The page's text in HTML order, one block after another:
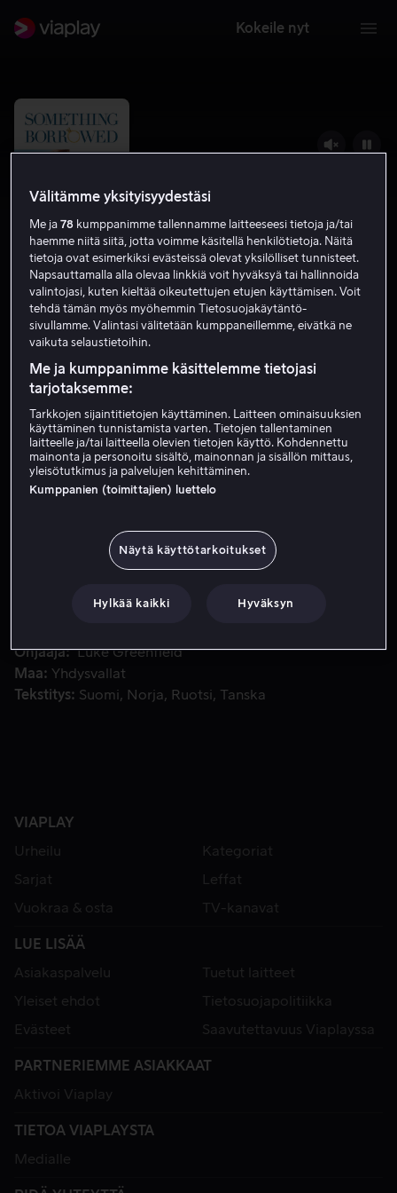
Kokeile nyt
Rakkaus lainassa
5.8 Draama Komedia
HD
Tilaa nyt
Rachel on uskollinen ystävä kihlautuneelle Darcylle.
Rachel on uskollinen ystävä kihlautuneelle Darcylle.
luonteensa vastaisesti pitkäaikaisen ihastuksensa, Dexin,
Kate Hudson Ginnifer Goodwin
Ohjaaja
Luke Greenfield
Maa
Yhdysvallat
Tekstitys
Suomi Norja Ruotsi Tanska
VIAPLAY
Urheilu
Kategoriat
Sarjat
Leffat
Vuokraa & osta
TV-kanavat
LUE LISÄÄ
Asiakaspalvelu
Tuetut laitteet
Yleiset ehdot
Tietosuojapolitiikka
Evästeet
Saavutettavuus Viaplayssa
PARTNERIEMME ASIAKKAAT
Aktivoi Viaplay
TIETOA VIAPLAYSTA
Medialle
Välitämme yksityisyydestäsi
Me ja78 kumppanimme tallennamme laitteeseesi tietoja ja/tai
haemme niitä siitä, jotta voimme käsitellä henkilötietoja. Näitä
tietoja ovat esimerkiksi evästeissä olevat yksilölliset tunnisteet.
Napsauttamalla alla olevaa linkkiä voit hyväksyä tai hallinnoida
valintojasi, kuten kieltää oikeutettujen etujen käyttämisen. Voit
tehdä tämän myös myöhemmin Tietosuojakäytäntö-
sivullamme. Valintasi välitetään kumppaneillemme, eivätkä ne
vaikuta selaustietoihin.
Me ja kumppanimme käsittelemme tietojasi
tarjotaksemme:
Tarkkojen sijaintitietojen käyttäminen. Laitteen ominaisuuksien
käyttäminen tunnistamista varten. Tietojen tallentaminen
laitteelle ja/tai laitteella olevien tietojen käyttö. Kohdennettu
mainonta ja personoitu sisältö, mainonnan ja sisällön mittaus,
yleisötutkimus ja palvelujen kehittäminen.
Kumppanien (toimittajien) luettelo
Näytä käyttötarkoitukset
Hylkää kaikki Hyväksyn